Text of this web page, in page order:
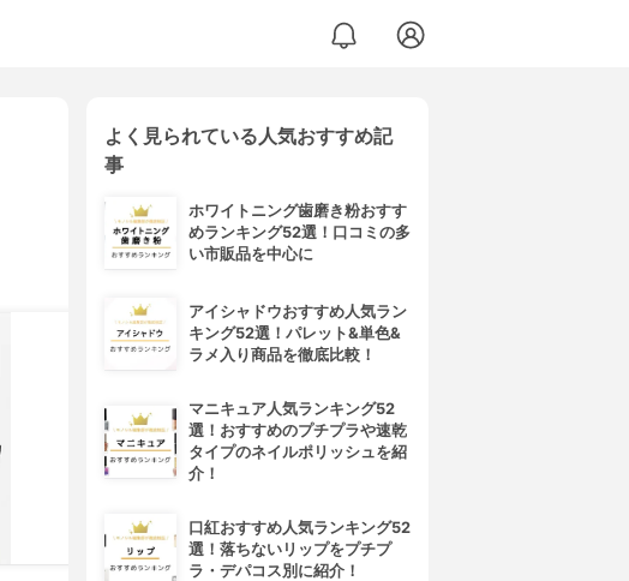
よく見られている人気おすすめ記
事
ホワイトニング歯磨き粉おすす
めランキング52選！口コミの多
い市販品を中心に
アイシャドウおすすめ人気ラン
キング52選！パレット&単色&
ラメ入り商品を徹底比較！
マニキュア人気ランキング52
選！おすすめのプチプラや速乾
タイプのネイルポリッシュを紹
介！
口紅おすすめ人気ランキング52
選！落ちないリップをプチプ
ラ・デパコス別に紹介！